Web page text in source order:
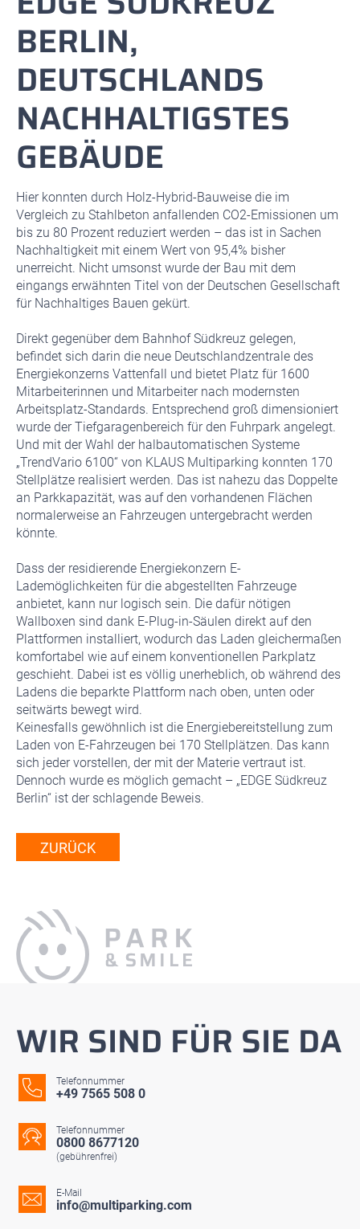
BERLIN,
DEUTSCHLANDS
NACHHALTIGSTES
GEBÄUDE
Hier konnten durch Holz-Hybrid-Bauweise die im
Vergleich zu Stahlbeton anfallenden CO2-Emissionen um
bis zu 80 Prozent reduziert werden – das ist in Sachen
Nachhaltigkeit mit einem Wert von 95,4% bisher
unerreicht. Nicht umsonst wurde der Bau mit dem
eingangs erwähnten Titel von der Deutschen Gesellschaft
für Nachhaltiges Bauen gekürt.
Direkt gegenüber dem Bahnhof Südkreuz gelegen,
befindet sich darin die neue Deutschlandzentrale des
Energiekonzerns Vattenfall und bietet Platz für 1600
Mitarbeiterinnen und Mitarbeiter nach modernsten
Arbeitsplatz-Standards. Entsprechend groß dimensioniert
wurde der Tiefgaragenbereich für den Fuhrpark angelegt.
Und mit der Wahl der halbautomatischen Systeme
„TrendVario 6100“ von KLAUS Multiparking konnten 170
Stellplätze realisiert werden. Das ist nahezu das Doppelte
an Parkkapazität, was auf den vorhandenen Flächen
normalerweise an Fahrzeugen untergebracht werden
könnte.
Dass der residierende Energiekonzern E-
Lademöglichkeiten für die abgestellten Fahrzeuge
anbietet, kann nur logisch sein. Die dafür nötigen
Wallboxen sind dank E-Plug-in-Säulen direkt auf den
Plattformen installiert, wodurch das Laden gleichermaßen
komfortabel wie auf einem konventionellen Parkplatz
geschieht. Dabei ist es völlig unerheblich, ob während des
Ladens die beparkte Plattform nach oben, unten oder
seitwärts bewegt wird.
Keinesfalls gewöhnlich ist die Energiebereitstellung zum
Laden von E-Fahrzeugen bei 170 Stellplätzen. Das kann
sich jeder vorstellen, der mit der Materie vertraut ist.
Dennoch wurde es möglich gemacht – „EDGE Südkreuz
Berlin“ ist der schlagende Beweis.
ZURÜCK
WIR SIND FÜR SIE DA
Telefonnummer
+49 7565 508 0
Telefonnummer
0800 8677120
(gebührenfrei)
E-Mail
info@multiparking.com